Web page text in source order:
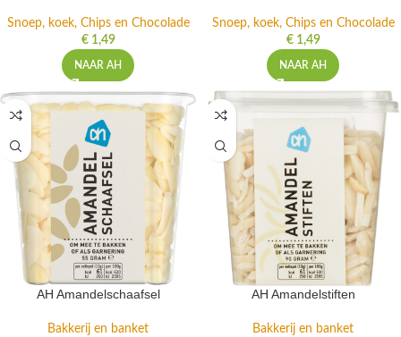
Snoep, koek, Chips en Chocolade
€1,49
NAAR AH
Snoep, koek, Chips en Chocolade
€1,49
NAAR AH
AH Amandelschaafsel
Bakkerij en banket
AH Amandelstiften
Bakkerij en banket